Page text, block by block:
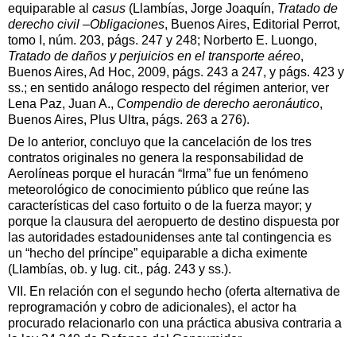
equiparable al casus (Llambías, Jorge Joaquín, Tratado de
derecho civil –Obligaciones, Buenos Aires, Editorial Perrot,
tomo I, núm. 203, págs. 247 y 248; Norberto E. Luongo,
Tratado de daños y perjuicios en el transporte aéreo,
Buenos Aires, Ad Hoc, 2009, págs. 243 a 247, y págs. 423 y
ss.; en sentido análogo respecto del régimen anterior, ver
Lena Paz, Juan A., Compendio de derecho aeronáutico,
Buenos Aires, Plus Ultra, págs. 263 a 276).
De lo anterior, concluyo que la cancelación de los tres
contratos originales no genera la responsabilidad de
Aerolíneas porque el huracán “Irma” fue un fenómeno
meteorológico de conocimiento público que reúne las
características del caso fortuito o de la fuerza mayor; y
porque la clausura del aeropuerto de destino dispuesta por
las autoridades estadounidenses ante tal contingencia es
un “hecho del príncipe” equiparable a dicha eximente
(Llambías, ob. y lug. cit., pág. 243 y ss.).
VII. En relación con el segundo hecho (oferta alternativa de
reprogramación y cobro de adicionales), el actor ha
procurado relacionarlo con una práctica abusiva contraria a